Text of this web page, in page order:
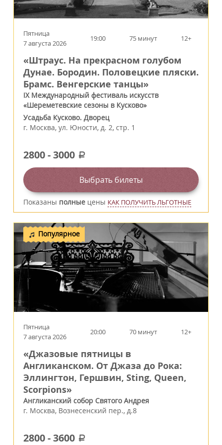
Пятница
7 августа 2026
19:00 75 минут 12+
«Штраус. На прекрасном голубом
Дунае. Бородин. Половецкие пляски.
Брамс. Венгерские танцы»
IX Международный фестиваль искусств
«Шереметевские сезоны в Кусково»
Усадьба Кусково. Дворец
г. Москва, ул. Юности, д. 2, стр. 1
2800-3000 a
Выбрать билеты
Показаны полные цены КАК ПОЛУЧИТЬ ЛЬГОТНЫЕ
Популярное
Пятница
7 августа 2026
20:00 70 минут 12+
«Джазовые пятницы в
Англиканском. От Джаза до Рока:
Эллингтон, Гершвин, Sting, Queen,
Scorpions»
Англиканский собор Святого Андрея
г. Москва, Вознесенский пер., д.8
2800-3600 a